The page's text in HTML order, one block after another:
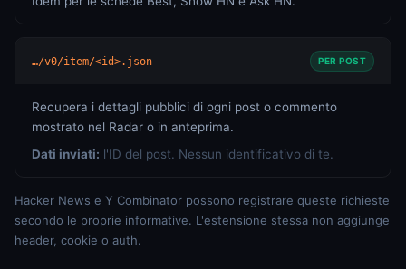
…/v0/item/<id>.json PER POST
Recupera i dettagli pubblici di ogni post o commento
mostrato nel Radar o in anteprima.
Dati inviati: l'ID del post. Nessun identificativo di te.
Hacker News e Y Combinator possono registrare queste richieste
secondo le proprie informative. L'estensione stessa non aggiunge
header, cookie o auth.